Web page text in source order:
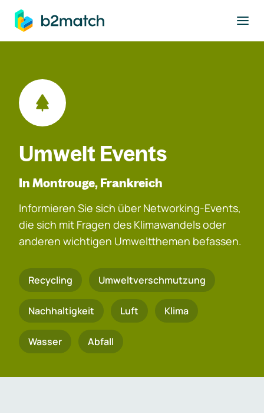
springen
Umwelt Events
In Montrouge, Frankreich
Informieren Sie sich über Networking-Events,
die sich mit Fragen des Klimawandels oder
anderen wichtigen Umweltthemen befassen.
Recycling Umweltverschmutzung
Nachhaltigkeit Luft Klima
Wasser Abfall